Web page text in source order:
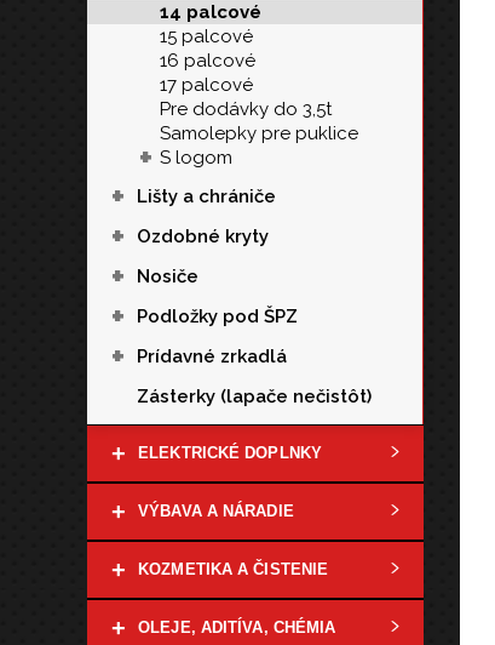
14 palcové
15 palcové
16 palcové
17 palcové
Pre dodávky do 3,5t
Samolepky pre puklice
+ S logom
+ Lišty a chrániče
+ Ozdobné kryty
+ Nosiče
+ Podložky pod ŠPZ
+
Prídavné zrkadlá
Zásterky (lapače nečistôt)
+ ELEKTRICKÉ DOPLNKY
+ VÝBAVA A NÁRADIE
+ KOZMETIKA A ČISTENIE
+ OLEJE, ADITÍVA, CHÉMIA